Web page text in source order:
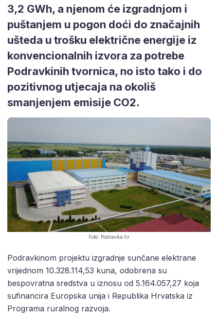
3,2 GWh, a njenom će izgradnjom i
puštanjem u pogon doći do značajnih
ušteda u trošku električne energije iz
konvencionalnih izvora za potrebe
Podravkinih tvornica, no isto tako i do
pozitivnog utjecaja na okoliš
smanjenjem emisije CO2.
Foto: Podravka.hr
Podravkinom projektu izgradnje sunčane elektrane
vrijednom 10.328.114,53 kuna, odobrena su
bespovratna sredstva u iznosu od 5.164.057,27 koja
sufinancira Europska unija i Republika Hrvatska iz
Programa ruralnog razvoja.